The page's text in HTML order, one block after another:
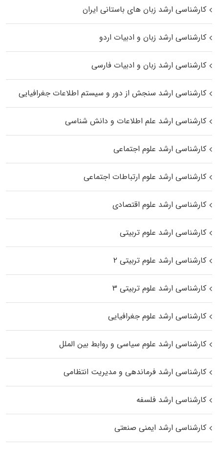
کارشناسی ارشد زبان‌ های باستانی ایران
کارشناسی ارشد زبان و ادبیات اردو
کارشناسی ارشد زبان و ادبیات فارسی
کارشناسی ارشد سنجش از دور و سیستم اطلاعات جغرافیایی
کارشناسی ارشد علم اطلاعات و دانش شناسی
کارشناسی ارشد علوم اجتماعی
کارشناسی ارشد علوم ارتباطات اجتماعی
کارشناسی ارشد علوم اقتصادی
کارشناسی ارشد علوم تربیتی
کارشناسی ارشد علوم تربیتی ۲
کارشناسی ارشد علوم تربیتی ۳
کارشناسی ارشد علوم جغرافیایی
کارشناسی ارشد علوم سیاسی و روابط بین الملل
کارشناسی ارشد فرماندهی و مدیریت انتظامی
کارشناسی ارشد فلسفه
کارشناسی ارشد ایمنی صنعتی